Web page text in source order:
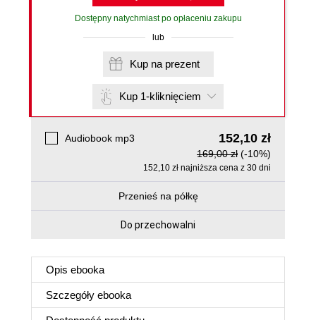
Dostępny natychmiast po opłaceniu zakupu
lub
Kup na prezent
Kup 1-kliknięciem
Audiobook mp3 152,10 zł
169,00 zł (-10%)
152,10 zł najniższa cena z 30 dni
Przenieś na półkę
Do przechowalni
Opis ebooka
Szczegóły ebooka